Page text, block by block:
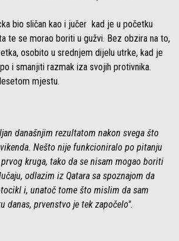
bio sličan kao i jučer kad je u početku
te se morao boriti u gužvi. Bez obzira na to,
osobito u srednjem dijelu utrke, kad je
i smanjiti razmak iza svojih protivnika.
mjestu.
današnjim rezultatom nakon svega što
Nešto nije funkcioniralo po pitanju
kruga, tako da se nisam mogao boriti
odlazim iz Qatara sa spoznajom da
i, unatoč tome što mislim da sam
danas, prvenstvo je tek započelo".